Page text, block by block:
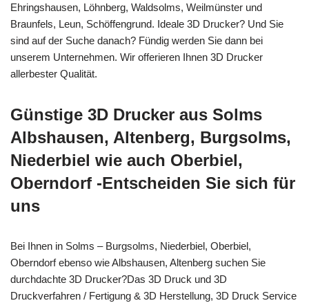
Ehringshausen, Löhnberg, Waldsolms, Weilmünster und
Braunfels, Leun, Schöffengrund. Ideale 3D Drucker? Und Sie
sind auf der Suche danach? Fündig werden Sie dann bei
unserem Unternehmen. Wir offerieren Ihnen 3D Drucker
allerbester Qualität.
Günstige 3D Drucker aus Solms
Albshausen, Altenberg, Burgsolms,
Niederbiel wie auch Oberbiel,
Oberndorf -Entscheiden Sie sich für
uns
Bei Ihnen in Solms – Burgsolms, Niederbiel, Oberbiel,
Oberndorf ebenso wie Albshausen, Altenberg suchen Sie
durchdachte 3D Drucker?Das 3D Druck und 3D
Druckverfahren / Fertigung & 3D Herstellung, 3D Druck Service